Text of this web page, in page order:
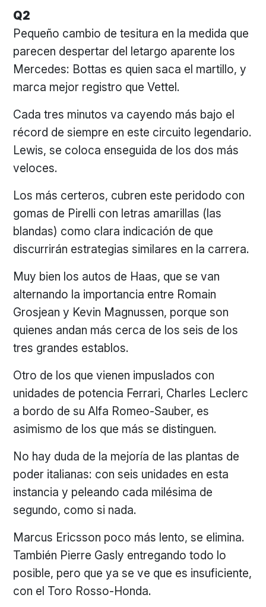
Q2
Pequeño cambio de tesitura en la medida que
parecen despertar del letargo aparente los
Mercedes: Bottas es quien saca el martillo, y
marca mejor registro que Vettel.
Cada tres minutos va cayendo más bajo el
récord de siempre en este circuito legendario.
Lewis, se coloca enseguida de los dos más
veloces.
Los más certeros, cubren este peridodo con
gomas de Pirelli con letras amarillas (las
blandas) como clara indicación de que
discurrirán estrategias similares en la carrera.
Muy bien los autos de Haas, que se van
alternando la importancia entre Romain
Grosjean y Kevin Magnussen, porque son
quienes andan más cerca de los seis de los
tres grandes establos.
Otro de los que vienen impuslados con
unidades de potencia Ferrari, Charles Leclerc
a bordo de su Alfa Romeo-Sauber, es
asimismo de los que más se distinguen.
No hay duda de la mejoría de las plantas de
poder italianas: con seis unidades en esta
instancia y peleando cada milésima de
segundo, como si nada.
Marcus Ericsson poco más lento, se elimina.
También Pierre Gasly entregando todo lo
posible, pero que ya se ve que es insuficiente,
con el Toro Rosso-Honda.